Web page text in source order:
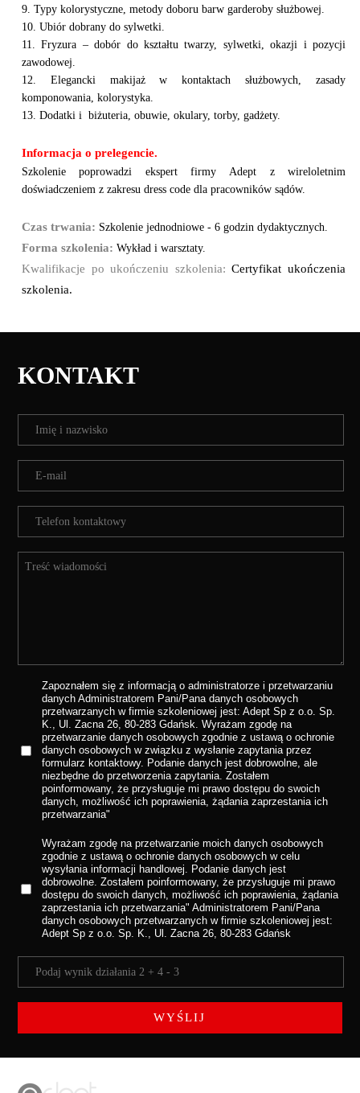
9. Typy kolorystyczne, metody doboru barw garderoby służbowej.
10. Ubiór dobrany do sylwetki.
11. Fryzura – dobór do kształtu twarzy, sylwetki, okazji i pozycji
zawodowej.
12. Elegancki makijaż w kontaktach służbowych, zasady
komponowania, kolorystyka.
13. Dodatki i biżuteria, obuwie, okulary, torby, gadżety.
Informacja o prelegencie.
Szkolenie poprowadzi ekspert firmy Adept z wireloletnim
doświadczeniem z zakresu dress code dla pracowników sądów.
Czas trwania: Szkolenie jednodniowe - 6 godzin dydaktycznych.
Forma szkolenia: Wykład i warsztaty.
Kwalifikacje po ukończeniu szkolenia: Certyfikat ukończenia
szkolenia.
KONTAKT
Zapoznałem się z informacją o administratorze i przetwarzaniu
danychAdministratorem Pani/Pana danych osobowych
przetwarzanych w firmie szkoleniowej jest: Adept Sp z o.o. Sp.
K., Ul. Zacna 26, 80-283 Gdańsk. Wyrażam zgodę na
przetwarzanie danych osobowych zgodnie z ustawą o ochronie
danych osobowych w związku z wysłanie zapytania przez
formularz kontaktowy. Podanie danych jest dobrowolne, ale
niezbędne do przetworzenia zapytania. Zostałem
poinformowany, że przysługuje mi prawo dostępu do swoich
danych, możliwość ich poprawienia, żądania zaprzestania ich
przetwarzania"
Wyrażam zgodę na przetwarzanie moich danych osobowych
zgodnie z ustawą o ochronie danych osobowych w celu
wysyłania informacji handlowej. Podanie danych jest
dobrowolne. Zostałem poinformowany, że przysługuje mi prawo
dostępu do swoich danych, możliwość ich poprawienia, żądania
zaprzestania ich przetwarzania" Administratorem Pani/Pana
danych osobowych przetwarzanych w firmie szkoleniowej jest:
Adept Sp z o.o. Sp. K., Ul. Zacna 26, 80-283 Gdańsk